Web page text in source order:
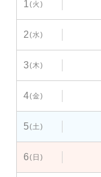
1(火)
2(水)
3(木)
4(金)
5(土)
6(日)